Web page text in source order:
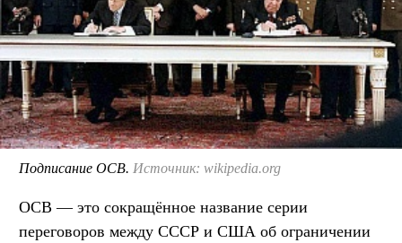
Подписание ОСВ. Источник: wikipedia.org
ОСВ — это сокращённое название серии
переговоров между СССР и США об ограничении